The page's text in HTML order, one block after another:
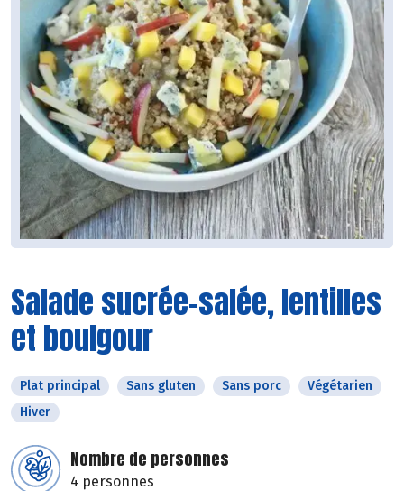
Salade sucrée-salée, lentilles
et boulgour
Plat principal Sans gluten Sans porc
Végétarien
Hiver
Nombre de personnes
4 personnes